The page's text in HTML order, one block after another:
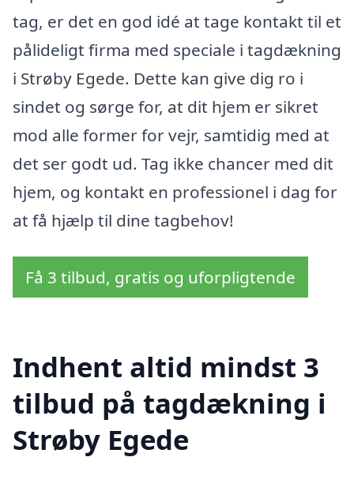
tag, er det en god idé at tage kontakt til et
pålideligt firma med speciale i tagdækning
i Strøby Egede. Dette kan give dig ro i
sindet og sørge for, at dit hjem er sikret
mod alle former for vejr, samtidig med at
det ser godt ud. Tag ikke chancer med dit
hjem, og kontakt en professionel i dag for
at få hjælp til dine tagbehov!
Få 3 tilbud, gratis og uforpligtende
Indhent altid mindst 3
tilbud på tagdækning i
Strøby Egede